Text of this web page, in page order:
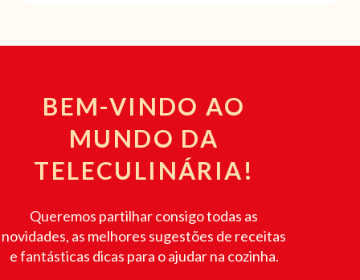
BEM-VINDO AO
MUNDO DA
TELECULINÁRIA!
Queremos partilhar consigo todas as
novidades, as melhores sugestões de receitas
e fantásticas dicas para o ajudar na cozinha.